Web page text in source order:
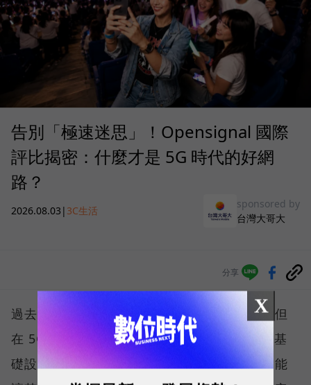
告別「極速迷思」！Opensignal 國際
評比揭密：什麼才是 5G 時代的好網
路？
2026.08.03 | 3C生活
sponsored by
台灣大哥大
分享
過去，下載速度是評價電信服務的重要指標，但
在 5G 成為工作、娛樂、生活不可或缺的數位基
礎設施後，消費者發現，再快的網速，如果不能
X